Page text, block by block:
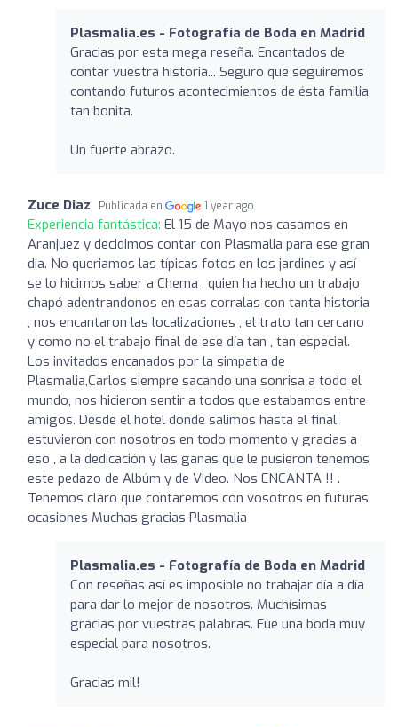
Plasmalia.es - Fotografía de Boda en Madrid
Gracias por esta mega reseña. Encantados de
contar vuestra historia... Seguro que seguiremos
contando futuros acontecimientos de ésta familia
tan bonita.
Un fuerte abrazo.
Zuce Diaz Publicada en 1 year ago
Experiencia fantástica: El 15 de Mayo nos casamos en
Aranjuez y decidimos contar con Plasmalia para ese gran
dia. No queriamos las típicas fotos en los jardines y así
se lo hicimos saber a Chema , quien ha hecho un trabajo
chapó adentrandonos en esas corralas con tanta historia
, nos encantaron las localizaciones , el trato tan cercano
y como no el trabajo final de ese día tan , tan especial.
Los invitados encanados por la simpatia de
Plasmalia,Carlos siempre sacando una sonrisa a todo el
mundo, nos hicieron sentir a todos que estabamos entre
amigos. Desde el hotel donde salimos hasta el final
estuvieron con nosotros en todo momento y gracias a
eso , a la dedicación y las ganas que le pusieron tenemos
este pedazo de Albúm y de Video. Nos ENCANTA !! .
Tenemos claro que contaremos con vosotros en futuras
ocasiones Muchas gracias Plasmalia
Plasmalia.es - Fotografía de Boda en Madrid
Con reseñas así es imposible no trabajar día a día
para dar lo mejor de nosotros. Muchísimas
gracias por vuestras palabras. Fue una boda muy
especial para nosotros.
Gracias mil!